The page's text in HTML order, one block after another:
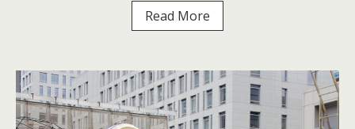
Read More
台
國
際
藝